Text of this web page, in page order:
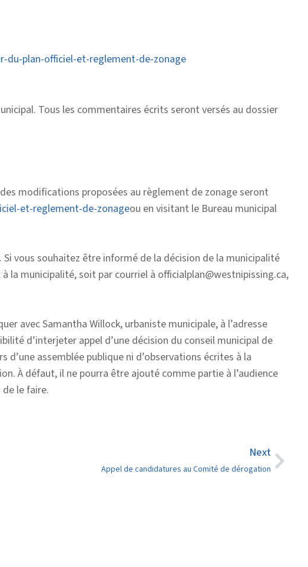
du-plan-officiel-et-reglement-de-zonage
Tous les commentaires écrits seront versés au dossier
modifications proposées au règlement de zonage seront
et-reglement-de-zonageou en visitant le Bureau municipal
vous souhaitez être informé de la décision de la municipalité
la municipalité, soit par courriel à officialplan@westnipissing.ca,
avec Samantha Willock, urbaniste municipale, à l’adresse
d’interjeter appel d’une décision du conseil municipal de
assemblée publique ni d’observations écrites à la
À défaut, il ne pourra être ajouté comme partie à l’audience
le faire.
Next
Appel de candidatures au Comité de dérogation